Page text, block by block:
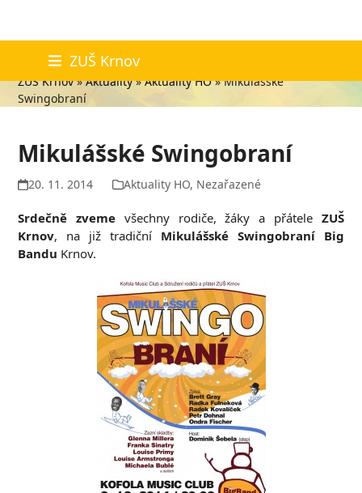
content
ZUŠ Krnov
Aktuality
ZUŠ Krnov»Aktuality»Aktuality HO»Mikulášské
Swingobraní
Mikulášské Swingobraní
20. 11. 2014 Aktuality HO, Nezařazené
Srdečně zveme všechny rodiče, žáky a přátele ZUŠ
Krnov, na již tradiční Mikulášské Swingobraní Big
Bandu Krnov.